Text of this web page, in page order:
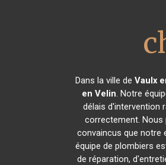
Dans la ville de Vaulx
en Velin. Notre
délais d'intervention
correctement.
convaincus que notre
équipe de plombiers
de réparation,